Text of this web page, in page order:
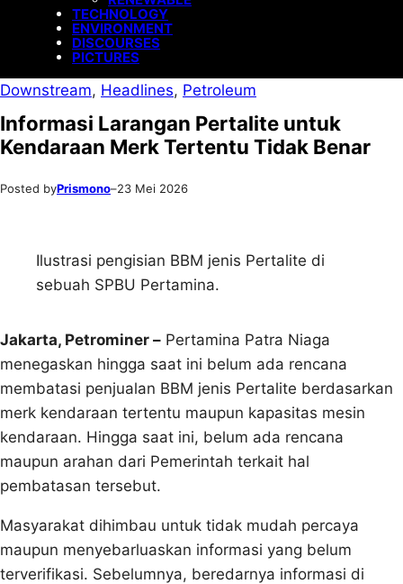
TECHNOLOGY
ENVIRONMENT
DISCOURSES
PICTURES
Downstream, Headlines, Petroleum
Informasi Larangan Pertalite untuk
Kendaraan Merk Tertentu Tidak Benar
Posted byPrismono–23 Mei 2026
Ilustrasi pengisian BBM jenis Pertalite di
sebuah SPBU Pertamina.
Jakarta, Petrominer – Pertamina Patra Niaga
menegaskan hingga saat ini belum ada rencana
membatasi penjualan BBM jenis Pertalite berdasarkan
merk kendaraan tertentu maupun kapasitas mesin
kendaraan. Hingga saat ini, belum ada rencana
maupun arahan dari Pemerintah terkait hal
pembatasan tersebut.
Masyarakat dihimbau untuk tidak mudah percaya
maupun menyebarluaskan informasi yang belum
terverifikasi. Sebelumnya, beredarnya informasi di